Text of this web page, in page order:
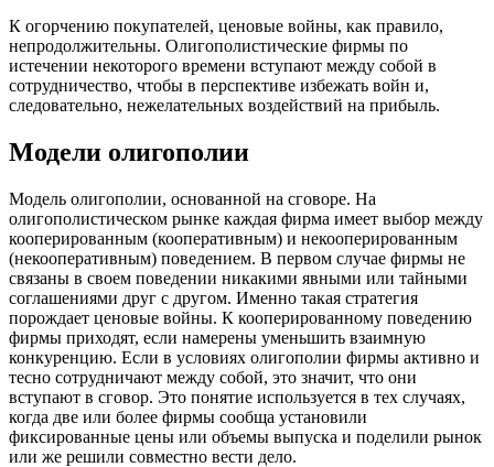
К огорчению покупателей, ценовые войны, как правило,
непродолжительны. Олигополистические фирмы по
истечении некоторого времени вступают между собой в
сотрудничество, чтобы в перспективе избежать войн и,
следовательно, нежелательных воздействий на прибыль.
Модели олигополии
Модель олигополии, основанной на сговоре. На
олигополистическом рынке каждая фирма имеет выбор между
кооперированным (кооперативным) и некооперированным
(некооперативным) поведением. В первом случае фирмы не
связаны в своем поведении никакими явными или тайными
соглашениями друг с другом. Именно такая стратегия
порождает ценовые войны. К кооперированному поведению
фирмы приходят, если намерены уменьшить взаимную
конкуренцию. Если в условиях олигополии фирмы активно и
тесно сотрудничают между собой, это значит, что они
вступают в сговор. Это понятие используется в тех случаях,
когда две или более фирмы сообща установили
фиксированные цены или объемы выпуска и поделили рынок
или же решили совместно вести дело.